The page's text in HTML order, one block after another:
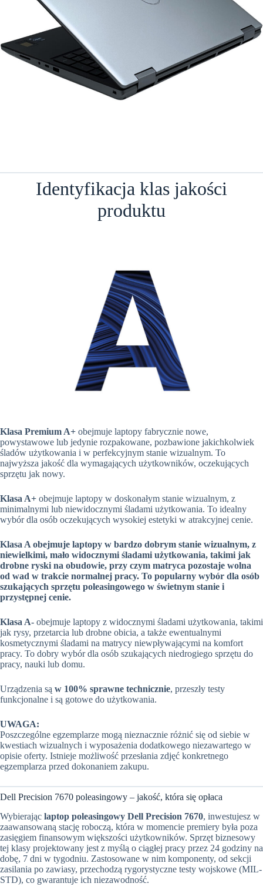
Identyfikacja klas jakości
produktu
Klasa Premium A+ obejmuje laptopy fabrycznie nowe,
powystawowe lub jedynie rozpakowane, pozbawione jakichkolwiek
śladów użytkowania i w perfekcyjnym stanie wizualnym. To
najwyższa jakość dla wymagających użytkowników, oczekujących
sprzętu jak nowy.
Klasa A+ obejmuje laptopy w doskonałym stanie wizualnym, z
minimalnymi lub niewidocznymi śladami użytkowania. To idealny
wybór dla osób oczekujących wysokiej estetyki w atrakcyjnej cenie.
Klasa A obejmuje laptopy w bardzo dobrym stanie wizualnym, z
niewielkimi, mało widocznymi śladami użytkowania, takimi jak
drobne ryski na obudowie, przy czym matryca pozostaje wolna
od wad w trakcie normalnej pracy. To popularny wybór dla osób
szukających sprzętu poleasingowego w świetnym stanie i
przystępnej cenie.
Klasa A- obejmuje laptopy z widocznymi śladami użytkowania, takimi
jak rysy, przetarcia lub drobne obicia, a także ewentualnymi
kosmetycznymi śladami na matrycy niewpływającymi na komfort
pracy. To dobry wybór dla osób szukających niedrogiego sprzętu do
pracy, nauki lub domu.
Urządzenia są w 100% sprawne technicznie, przeszły testy
funkcjonalne i są gotowe do użytkowania.
UWAGA:
Poszczególne egzemplarze mogą nieznacznie różnić się od siebie w
kwestiach wizualnych i wyposażenia dodatkowego niezawartego w
opisie oferty. Istnieje możliwość przesłania zdjęć konkretnego
egzemplarza przed dokonaniem zakupu.
Dell Precision 7670 poleasingowy – jakość, która się opłaca
Wybierając laptop poleasingowy Dell Precision 7670, inwestujesz w
zaawansowaną stację roboczą, która w momencie premiery była poza
zasięgiem finansowym większości użytkowników. Sprzęt biznesowy
tej klasy projektowany jest z myślą o ciągłej pracy przez 24 godziny na
dobę, 7 dni w tygodniu. Zastosowane w nim komponenty, od sekcji
zasilania po zawiasy, przechodzą rygorystyczne testy wojskowe (MIL-
STD), co gwarantuje ich niezawodność.